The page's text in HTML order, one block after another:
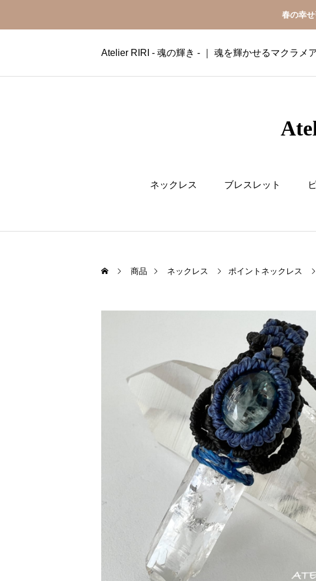
春の幸
Atelier RIRI - 魂の輝き - ｜ 魂を輝かせるマクラメ
ネックレス ブレスレット
商品 ネックレス ポイントネックレス